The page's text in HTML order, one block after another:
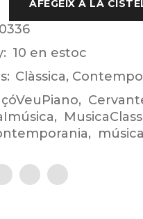
AFEGEIX A LA
10 en estoc
Clàssica,
,
,
,